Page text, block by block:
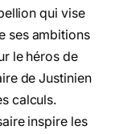
qui vise
ses ambitions
le héros de
de Justinien
calculs.
inspire les